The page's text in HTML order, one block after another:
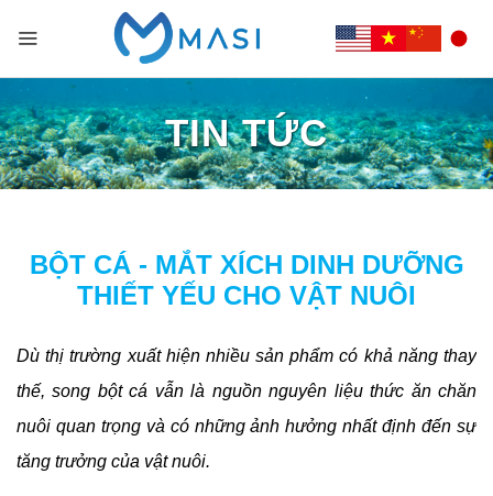
TIN TỨC
BỘT CÁ - MẮT XÍCH DINH DƯỠNG
THIẾT YẾU CHO VẬT NUÔI
Dù thị trường xuất hiện nhiều sản phẩm có khả năng thay
thế, song bột cá vẫn là nguồn nguyên liệu thức ăn chăn
nuôi quan trọng và có những ảnh hưởng nhất định đến sự
tăng trưởng của vật nuôi.